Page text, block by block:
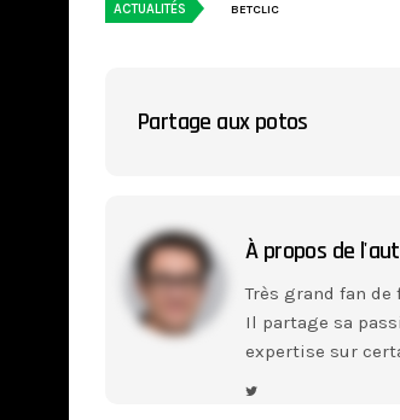
ACTUALITÉS BETCLIC
Partage aux potos
À propos de
Très grand fan
Il partage sa
expertise sur